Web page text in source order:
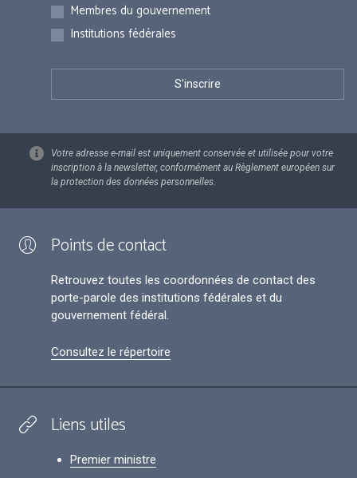
Membres du gouvernement
Institutions fédérales
Votre adresse e-mail est uniquement conservée et utilisée pour votre
inscription à la newsletter, conformément au Règlement européen sur
la protection des données personnelles.
Points de contact
Retrouvez toutes les coordonnées de contact des
porte-parole des institutions fédérales et du
gouvernement fédéral.
Consultez le répertoire
Liens utiles
Premier ministre